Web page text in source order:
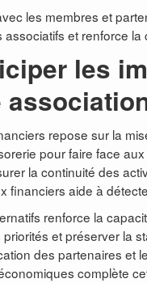
les membres et
et renforce
les
repose sur la
pour faire face
la continuité des
financiers aide à
renforce la
et préserver la
des partenaires
complète